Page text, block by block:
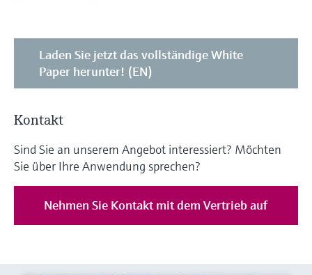
Laden Sie jetzt das vollständige White
Paper herunter! (EN)
Kontakt
Sind Sie an unserem Angebot interessiert? Möchten
Sie über Ihre Anwendung sprechen?
Nehmen Sie Kontakt mit dem Vertrieb auf